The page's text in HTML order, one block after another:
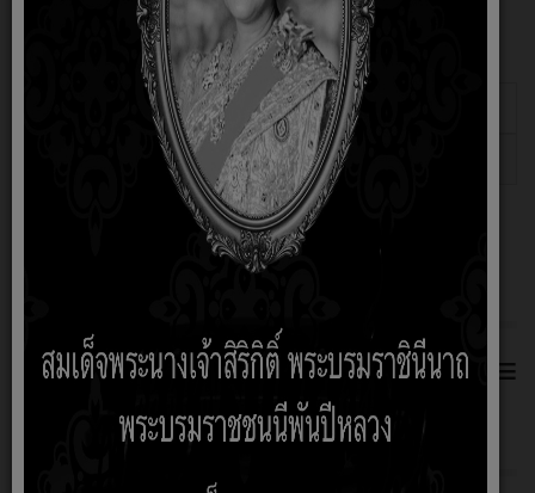
ผู้เขียน
เขียนโดย nathaporn
≡
ศูนย์รับเรื่องร้องเรียนร้องทุกข์